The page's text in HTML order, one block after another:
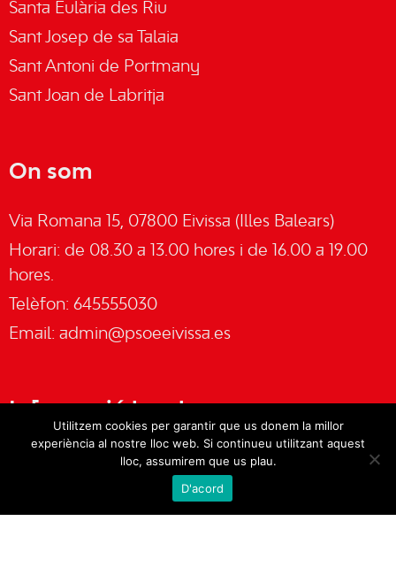
Santa Eulària des Riu
Sant Josep de sa Talaia
Sant Antoni de Portmany
Sant Joan de Labritja
On som
Via Romana 15, 07800 Eivissa (Illes Balears)
Horari: de 08.30 a 13.00 hores i de 16.00 a 19.00
hores.
Telèfon: 645555030
Email: admin@psoeeivissa.es
Informació legal
Política de privacitat
Utilitzem cookies per garantir que us donem la millor
experiència al nostre lloc web. Si continueu utilitzant aquest
lloc, assumirem que us plau.
D'acord